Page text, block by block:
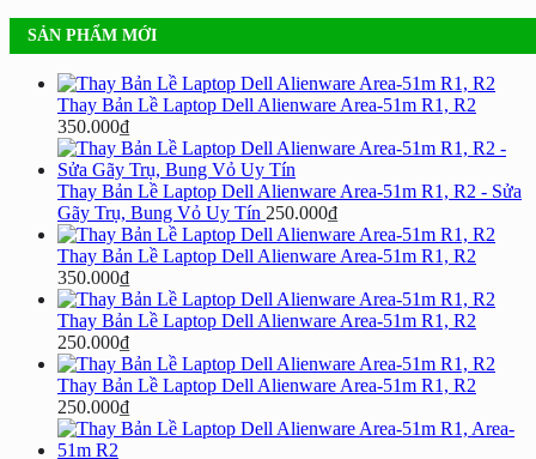
SẢN PHẨM MỚI
Thay Bản Lề Laptop Dell Alienware Area-51m R1, R2
350.000₫
Thay Bản Lề Laptop Dell Alienware Area-51m R1, R2 - Sửa
Gãy Trụ, Bung Vỏ Uy Tín 250.000₫
Thay Bản Lề Laptop Dell Alienware Area-51m R1, R2
350.000₫
Thay Bản Lề Laptop Dell Alienware Area-51m R1, R2
250.000₫
Thay Bản Lề Laptop Dell Alienware Area-51m R1, R2
250.000₫